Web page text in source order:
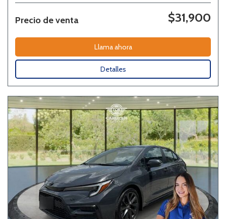
Precio de venta $31,900
Llama ahora
Detalles